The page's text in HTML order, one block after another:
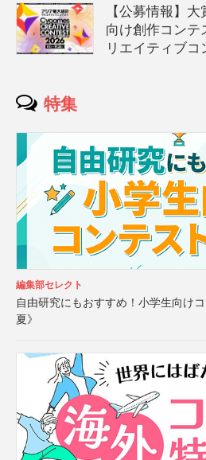
【公募情報】
向け創作コンテ
リエイティブコ
特集
編集部セレクト
自由研究にもおすすめ！小学生向け
夏》